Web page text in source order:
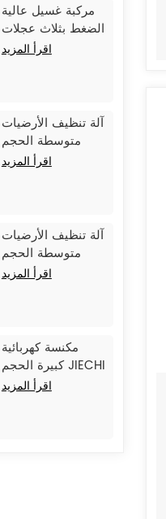
مركبة غسيل عالية
الضغط بثلاث عجلات
من طراز JIECHI Q1اقرأ المزيد
آلة تنظيف الأرضيات
متوسطة الحجم
JIECHI BA2100
اقرأ المزيد
آلة تنظيف الأرضيات
متوسطة الحجم
JIECHI BA1400
اقرأ المزيد
مكنسة كهربائية
كبيرة الحجم JIECHI
M17
اقرأ المزيد